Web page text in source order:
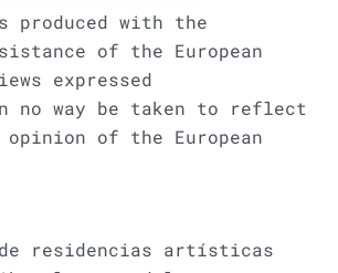
produced with the
of the European
expressed
no way be taken to reflect
of the European
residencias artísticas